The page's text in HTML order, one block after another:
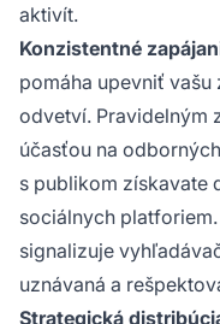
aktivít.
Konzistentné
pomáha upevniť
odvetví. Pravidelným
účasťou na
s publikom získavate
sociálnych
signalizuje
uznávaná a
Strategická